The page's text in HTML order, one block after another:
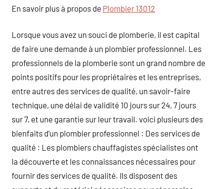
En savoir plus à propos de Plombier 13012
Lorsque vous avez un souci de plomberie, il est capital
de faire une demande à un plombier professionnel. Les
professionnels de la plomberie sont un grand nombre de
points positifs pour les propriétaires et les entreprises,
entre autres des services de qualité, un savoir-faire
technique, une délai de validité 10 jours sur 24, 7 jours
sur 7, et une garantie sur leur travail. voici plusieurs des
bienfaits d’un plombier professionnel : Des services de
qualité : Les plombiers chauffagistes spécialistes ont
la découverte et les connaissances nécessaires pour
fournir des services de qualité. Ils disposent des